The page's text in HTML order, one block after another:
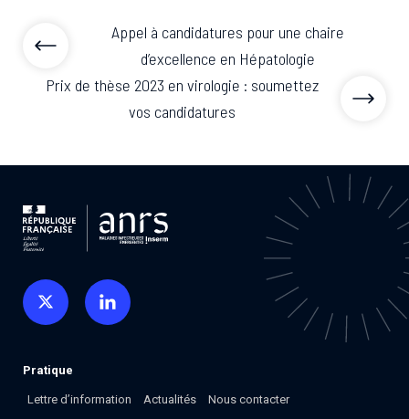
Appel à candidatures pour une chaire
d’excellence en Hépatologie
Prix de thèse 2023 en virologie : soumettez
vos candidatures
Pratique
Lettre d’information Actualités Nous contacter